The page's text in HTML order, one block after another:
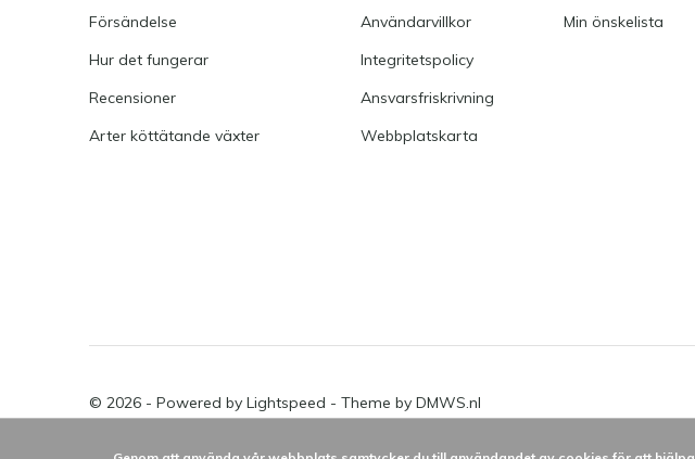
Försändelse
Hur det fungerar
Recensioner
Arter köttätande växter
Användarvillkor
Integritetspolicy
Ansvarsfriskrivning
Webbplatskarta
Min önskelista
© 2026 - Powered by Lightspeed - Theme by DMWS.nl